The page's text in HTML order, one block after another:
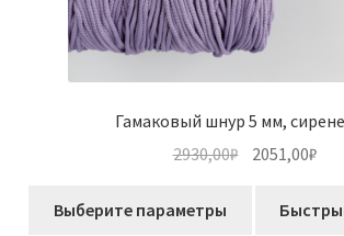
Гамаковый шнур 5 мм,
2930,00₽
составляла
2051,00₽
Выберите параметры